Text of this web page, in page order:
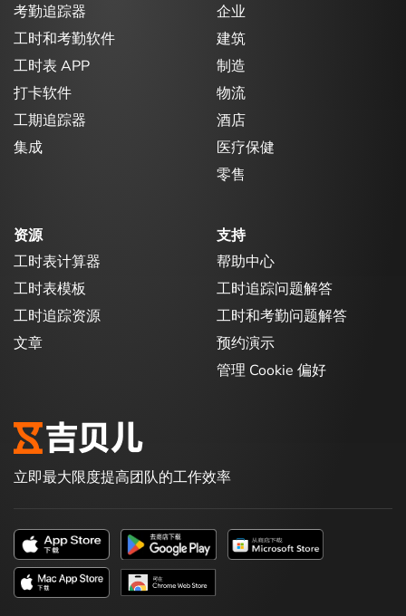
考勤追踪器
工时和考勤软件
工时表 APP
打卡软件
工期追踪器
集成
企业
建筑
制造
物流
酒店
医疗保健
零售
资源
工时表计算器
工时表模板
工时追踪资源
文章
支持
帮助中心
工时追踪问题解答
工时和考勤问题解答
预约演示
管理 Cookie 偏好
立即最大限度提高团队的工作效率